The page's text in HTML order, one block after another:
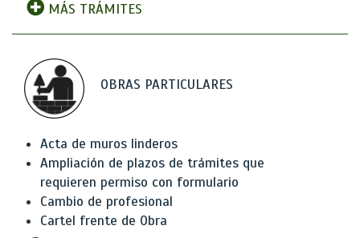
MÁS TRÁMITES
OBRAS PARTICULARES
Acta de muros linderos
Ampliación de plazos de trámites que
requieren permiso con formulario
Cambio de profesional
Cartel frente de Obra